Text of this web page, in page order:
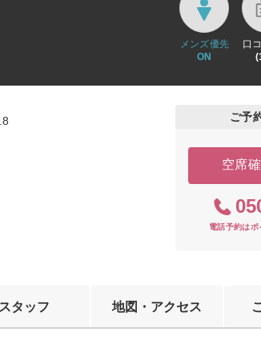
メンズ優先
ON
口
ご予
空席
電話予約は
スタッフ 地図・アクセス